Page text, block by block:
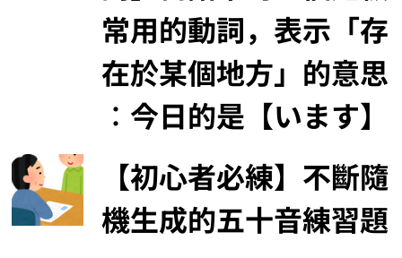
常用的動詞，表示「存
在於某個地方」的意思
︰今日的是【います】
【初心者必練】不斷隨
機生成的五十音練習題